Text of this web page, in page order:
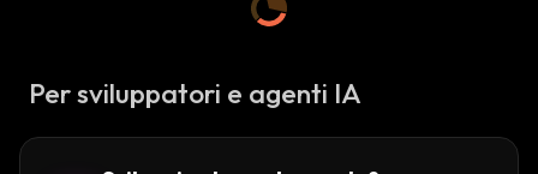
Per sviluppatori e agenti IA